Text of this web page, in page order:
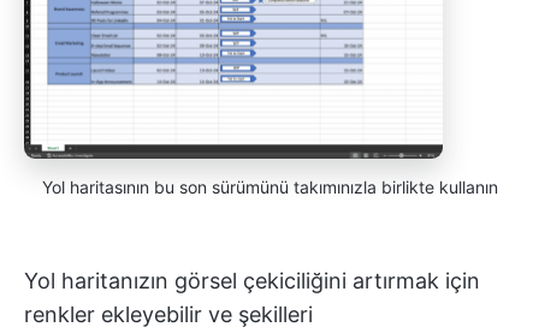
Yol haritasının bu son sürümünü takımınızla birlikte kullanın
Yol haritanızın görsel çekiciliğini artırmak için
renkler ekleyebilir ve şekilleri